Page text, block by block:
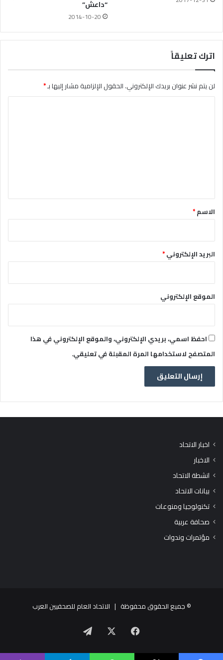
“داعش”
2014-10-20
اترك تعليقاً
لن يتم نشر عنوان بريدك الإلكتروني.الحقول الإلزامية مشار إليها بـ*
*الاسم*
البريد الإلكتروني*
الموقع الإلكتروني
احفظ اسمي، بريدي الإلكتروني، والموقع الإلكتروني في هذا
المتصفح لاستخدامها المرة المقبلة في تعليقي.
اخبار الاتحاد
الاخبار
انشطة الاتحاد
بيانات الاتحاد
تكنولوجيا ومنوعات
صحافة عربية
مؤتمرات وندوات
© جميع الحقوق محفوظة | الاتحاد العام للصحفيين العرب
فيسبوك تيلقرام